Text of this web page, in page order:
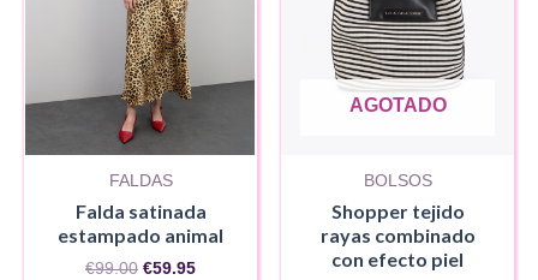
FALDAS
Falda satinada
estampado animal
€99.00 El
€59.95El
AGOTADO
BOLSOS
Shopper tejido
rayas combinado
con efecto piel